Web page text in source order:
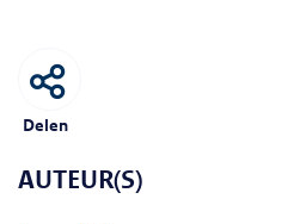
Delen
AUTEUR(S)